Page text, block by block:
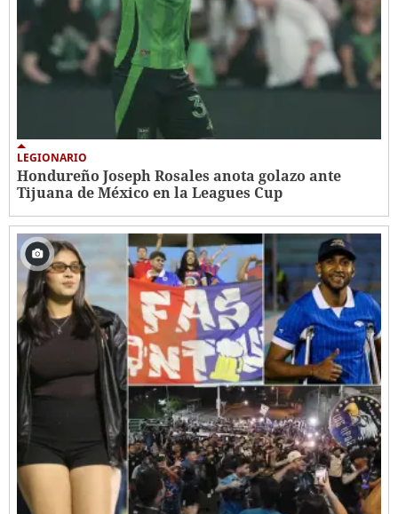
LEGIONARIO
Hondureño Joseph Rosales anota golazo ante
Tijuana de México en la Leagues Cup